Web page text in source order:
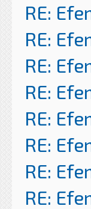
RE:
RE:
RE:
RE:
RE:
RE:
RE:
RE: